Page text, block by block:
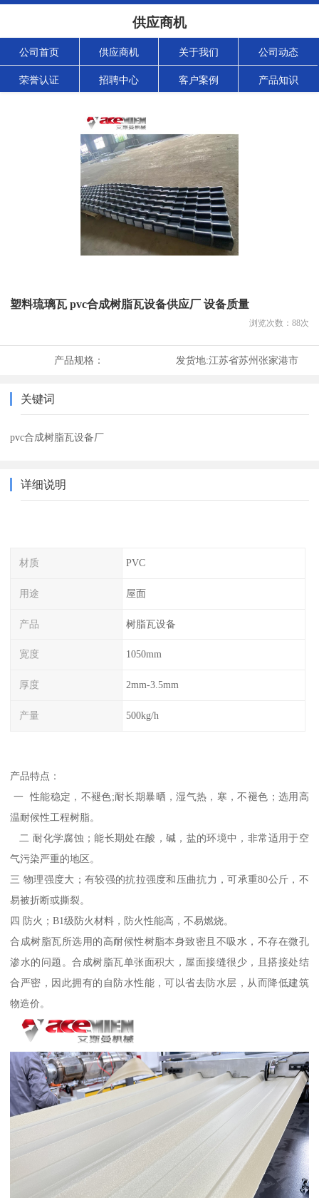
供应商机
公司首页 供应商机 关于我们 公司动态
荣誉认证 招聘中心 客户案例 产品知识
塑料琉璃瓦 pvc合成树脂瓦设备供应厂 设备质量
浏览次数： 88次
产品规格： 发货地:江苏省苏州张家港市
关键词
pvc合成树脂瓦设备厂
详细说明
材质 PVC
用途 屋面
产品 树脂瓦设备
宽度 1050mm
厚度 2mm-3.5mm
产量 500kg/h
产品特点：
一 性能稳定，不褪色;耐长期暴晒，湿气热，寒，不褪色；选用高
温耐候性工程树脂。
二 耐化学腐蚀；能长期处在酸，碱，盐的环境中，非常适用于空
气污染严重的地区。
三 物理强度大；有较强的抗拉强度和压曲抗力，可承重80公斤，不
易被折断或撕裂。
四 防火；B1级防火材料，防火性能高，不易燃烧。
合成树脂瓦所选用的高耐候性树脂本身致密且不吸水，不存在微孔
渗水的问题。合成树脂瓦单张面积大，屋面接缝很少，且搭接处结
合严密，因此拥有的自防水性能，可以省去防水层，从而降低建筑
物造价。